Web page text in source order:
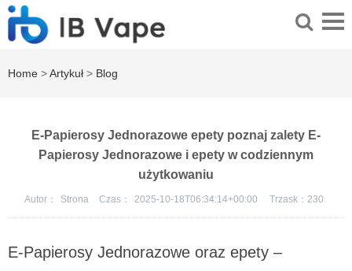
Home >Artykuł > Blog
E-Papierosy Jednorazowe epety poznaj zalety E-
Papierosy Jednorazowe i epety w codziennym
użytkowaniu
Autor： Strona Czas： 2025-10-18T06:34:14+00:00 Trzask： 230
E-Papierosy Jednorazowe oraz epety –